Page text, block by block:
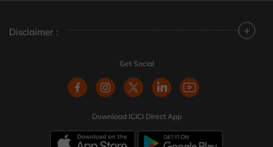
Disclaimer : +
Get Social
Download ICICI Direct App